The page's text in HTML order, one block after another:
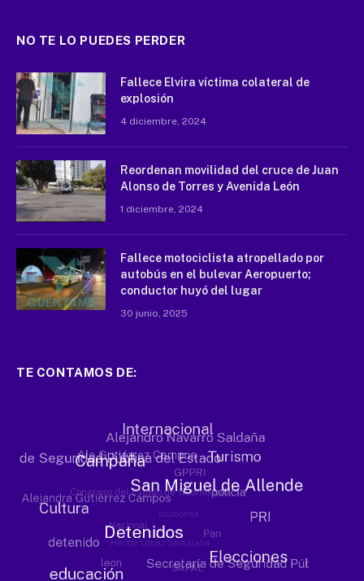
NO TE LO PUEDES PERDER
Fallece Elvira víctima colateral de
explosión
4 diciembre, 2024
Reordenan movilidad del cruce de Juan
Alonso de Torres y Avenida León
1 diciembre, 2024
Fallece motociclista atropellado por
autobús en el bulevar Aeropuerto;
conductor huyó del lugar
30 junio, 2025
TE CONTAMOS DE: